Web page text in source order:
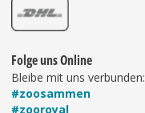
Folge uns Online
Bleibe mit uns verbunden:
#zoosammen
#zooroyal